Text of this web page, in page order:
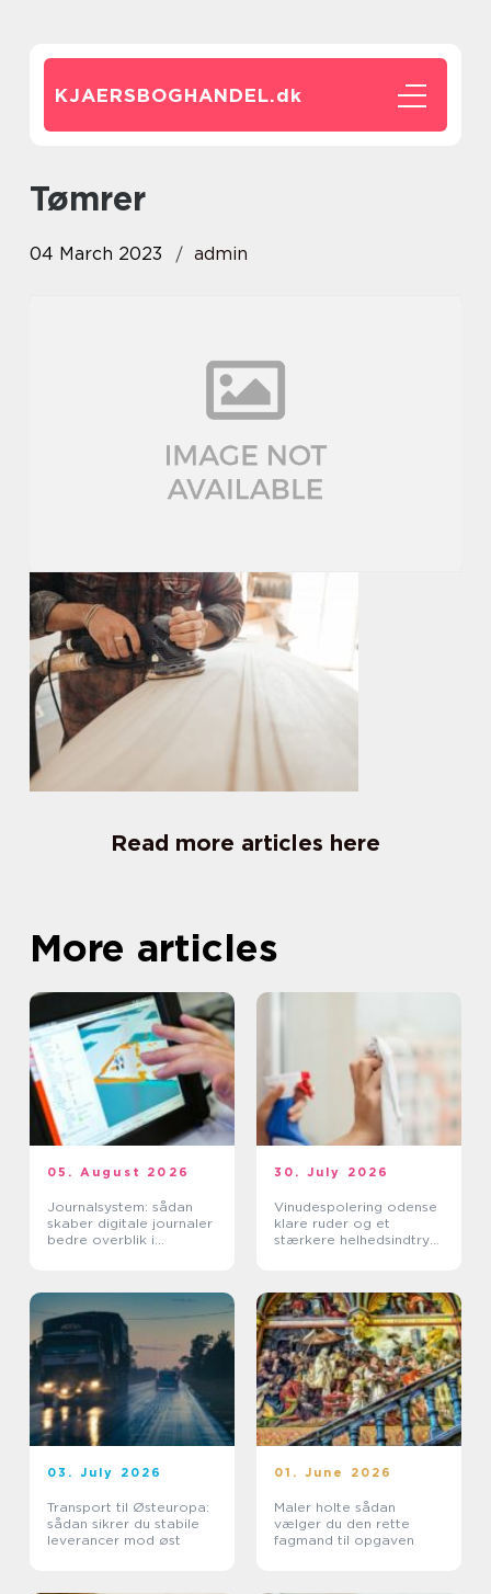
KJAERSBOGHANDEL.dk
tømrer
04 March 2023 admin
Read more articles here
More articles
05. August 2026
Journalsystem: sådan
skaber digitale journaler
bedre overblik i
30. July 2026
Vinudespolering odense
klare ruder og et
stærkere helhedsindtryk
03. July 2026
Transport til Østeuropa:
sådan sikrer du stabile
leverancer mod øst
01. June 2026
Maler holte sådan
vælger du den rette
fagmand til opgaven